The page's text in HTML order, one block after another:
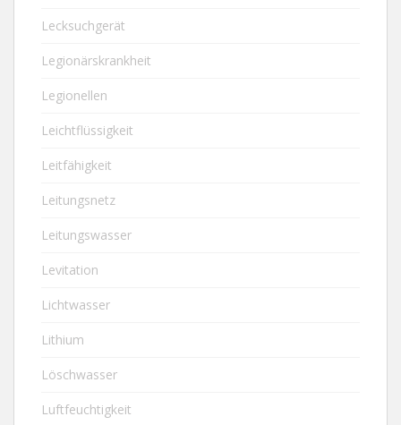
Lecksuchgerät
Legionärskrankheit
Legionellen
Leichtflüssigkeit
Leitfähigkeit
Leitungsnetz
Leitungswasser
Levitation
Lichtwasser
Lithium
Löschwasser
Luftfeuchtigkeit